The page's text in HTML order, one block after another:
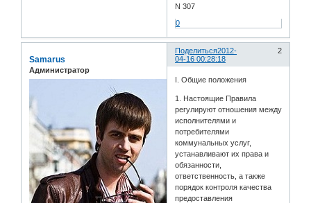
N 307
0
Поделиться 2
2012-
04-16 00:28:18
Samarus
Администратор
I. Общие положения
1. Настоящие Правила
регулируют отношения между
исполнителями и
потребителями
коммунальных услуг,
устанавливают их права и
обязанности,
ответственность, а также
порядок контроля качества
предоставления